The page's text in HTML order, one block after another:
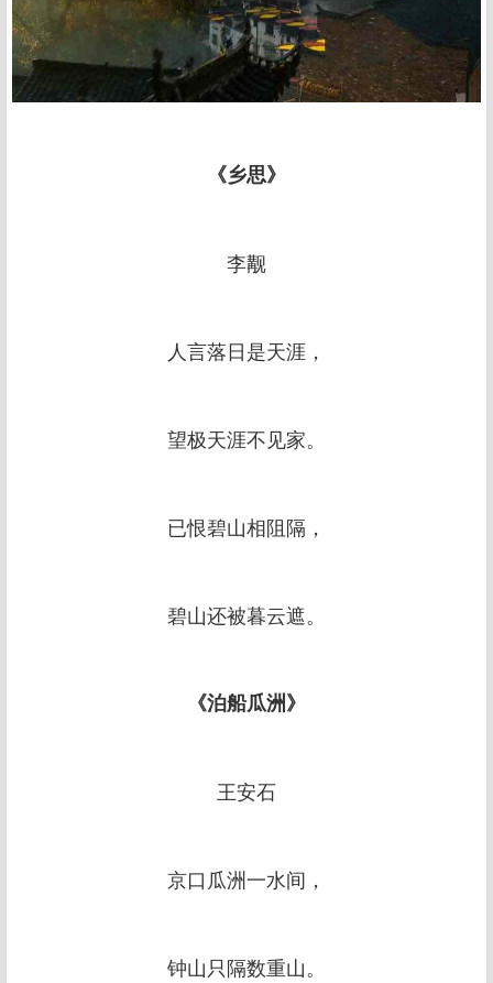
《乡思》
李觏
人言落日是天涯，
望极天涯不见家。
已恨碧山相阻隔，
碧山还被暮云遮。
《泊船瓜洲》
王安石
京口瓜洲一水间，
钟山只隔数重山。